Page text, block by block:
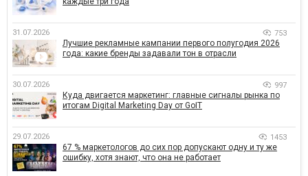
31.07.2026 753
Лучшие рекламные кампании первого полугодия 2026
года: какие бренды задавали тон в отрасли
30.07.2026 997
Куда двигается маркетинг: главные сигналы рынка по
итогам Digital Marketing Day от GoIT
29.07.2026 1453
67 % маркетологов до сих пор допускают одну и ту же
ошибку, хотя знают, что она не работает